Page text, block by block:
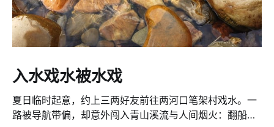
入水戏水被水戏
夏日临时起意，约上三两好友前往两河口笔架村戏水。一
路被导航带偏，却意外闯入青山溪流与人间烟火：翻船少